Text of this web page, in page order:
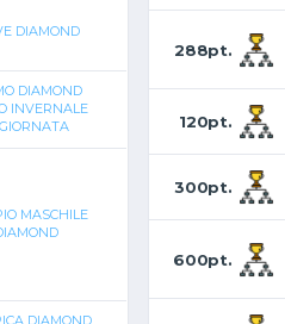
DIAMOND
DIAMOND
INVERNALE
MASCHILE
DIAMOND
288pt.
120pt.
300pt.
600pt.